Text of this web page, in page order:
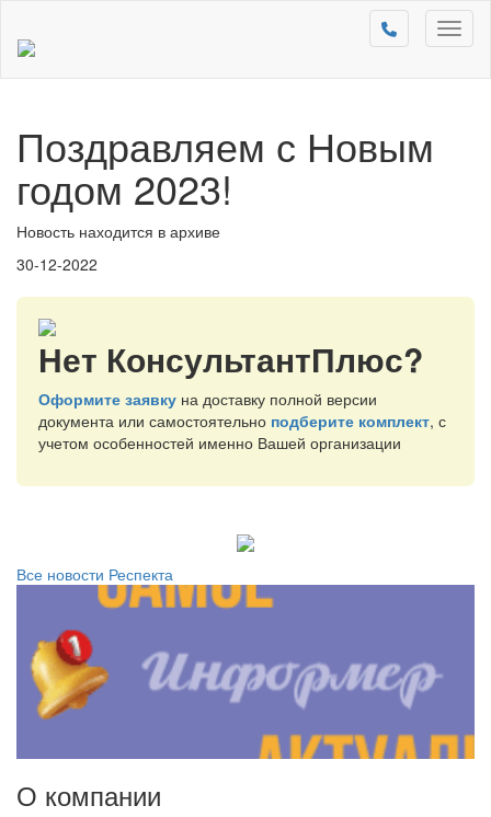
Поздравляем с Новым
годом 2023!
Новость находится в архиве
30-12-2022
Нет КонсультантПлюс?
Оформите заявку на доставку полной версии
документа или самостоятельно подберите комплект, с
учетом особенностей именно Вашей организации
Все новости Респекта
О компании